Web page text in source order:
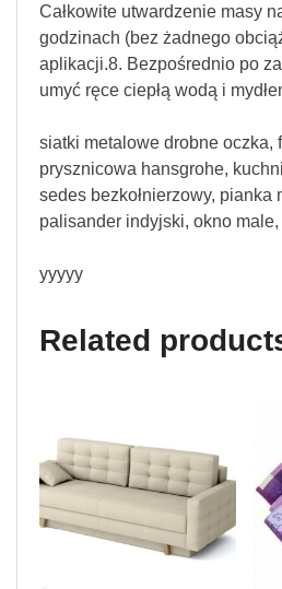
Całkowite utwardzenie masy
godzinach (bez żadnego
aplikacji.8. Bezpośrednio po
umyć ręce ciepłą wodą i
siatki metalowe drobne oczka,
prysznicowa hansgrohe,
sedes bezkołnierzowy, pianka
palisander indyjski, okno
yyyyy
Related